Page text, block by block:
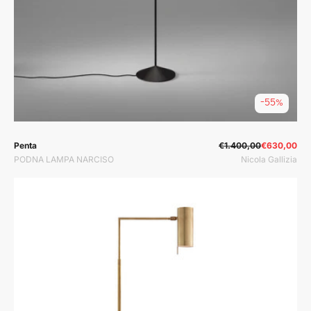
-55%
Prodavač:
Penta
PODNA LAMPA NARCISO
Prodavač:
€1.400,00€630,00
Nicola Gallizia